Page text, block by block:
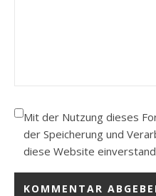
Mit der Nutzung dieses
der Speicherung und
diese Website